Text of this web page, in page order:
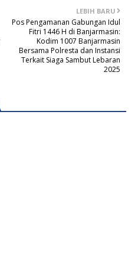
LEBIH BARU
Pos Pengamanan Gabungan Idul
Fitri 1446 H di Banjarmasin:
Kodim 1007 Banjarmasin
Bersama Polresta dan Instansi
Terkait Siaga Sambut Lebaran
2025